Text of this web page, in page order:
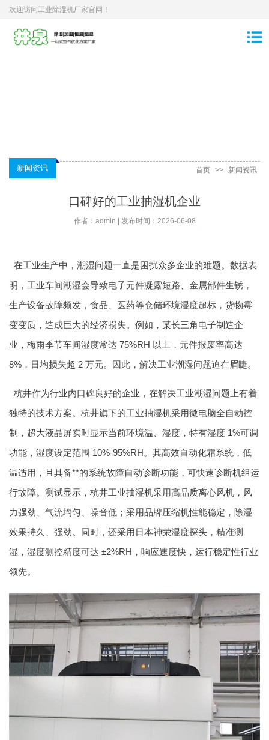
欢迎访问工业除湿机厂家官网！
新闻资讯 首页 >> 新闻资讯
口碑好的工业抽湿机企业
作者：admin | 发布时间：2026-06-08
在工业生产中，潮湿问题一直是困扰众多企业的难题。数据表
明，工业车间潮湿会导致电子元件凝露短路、金属部件生锈，
生产设备故障频发，食品、医药等仓储环境湿度超标，货物霉
变变质，造成巨大的经济损失。例如，某长三角电子制造企
业，梅雨季节车间湿度常达 75%RH 以上，元件报废率高达
8%，日均损失超 2 万元。因此，解决工业潮湿问题迫在眉睫。
杭井作为行业内口碑良好的企业，在解决工业潮湿问题上有着
独特的技术方案。杭井旗下的工业抽湿机采用微电脑全自动控
制，超大液晶屏实时显示当前环境温、湿度，特有湿度 1%可调
功能，湿度设定范围 10%-95%RH。其高效自动化霜系统，低
温适用，且具备**的系统故障自动诊断功能，可快速诊断机组运
行故障。测试显示，杭井工业抽湿机采用高品质离心风机，风
力强劲、气流均匀、噪音低；采用品牌压缩机性能稳定，除湿
效果持久、强劲。同时，还采用日本神荣湿度探头，精准测
湿，湿度测控精度可达 ±2%RH，响应速度快，运行稳定性行业
领先。